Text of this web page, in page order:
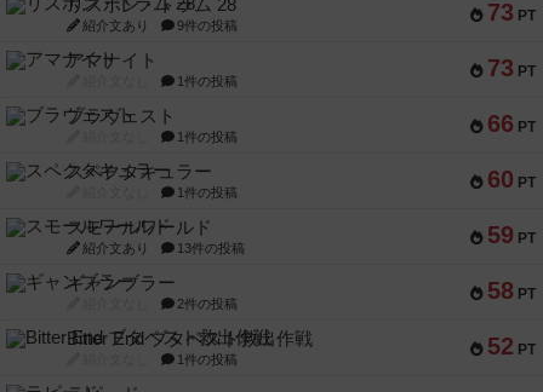
73 PT
リスボン・トラム 28
紹介文あり 9件の投稿
73 PT
アマナイト
1件の投稿
66 PT
ブラヴェスト
1件の投稿
60 PT
スペクタキュラー
1件の投稿
59 PT
スモールワールド
紹介文あり 13件の投稿
58 PT
ギャンブラー
2件の投稿
52 PT
Bitter End ブタペスト救出作戦
1件の投稿